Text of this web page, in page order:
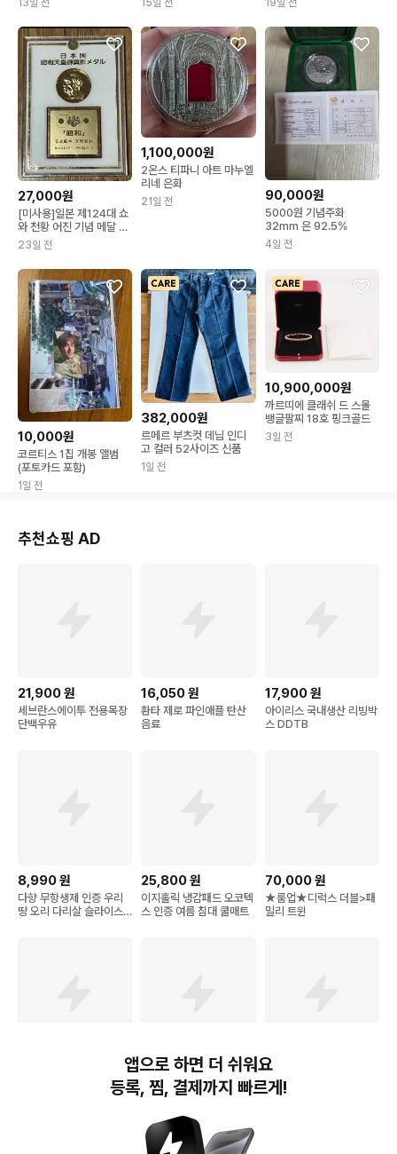
13일 전 15일 전 19일 전
27,000원
[미사용]일본 제124대 쇼
와 천황 어진 기념 메달 세
트 (24K 금도금
23일 전
1,100,000원
2온스 티파니 아트 마누엘
리네 은화
21일 전 90,000원
5000원 기념주화
32mm 은 92.5%
4일 전
10,000원
코르티스 1집 개봉 앨범
(포토카드 포함)
1일 전
382,000원
르메르 부츠컷 데님 인디
고 컬러 52사이즈 신품
1일 전
10,900,000원
까르띠에 클래쉬 드 스몰
뱅글팔찌 18호 핑크골드
3일 전
추천쇼핑 AD
21,900원
세브란스에이투 전용목장
단백우유
16,050원
환타 제로 파인애플 탄산
음료
17,900원
아이리스 국내생산 리빙박
스 DDTB
8,990원
다향 무항생제 인증 우리
땅 오리 다리살 슬라이스
(냉장)
25,800원
이지홀릭 냉감패드 오코텍
스 인증 여름 침대 쿨매트
70,000원
★룸업★디럭스 더블>패
밀리 트윈
젠티스 아동용 침대안전가
드 일반브래킷 120cm
13,300원
써머텍트 기능성 쿨 헤어
밴드
37,130
재로우 판토텐산 B5 500
mg 캡슐
앱으로 하면 더 쉬워요
등록, 찜, 결제까지 빠르게!